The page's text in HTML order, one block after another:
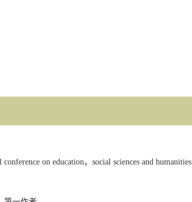
conference on education， social sciences and humanities